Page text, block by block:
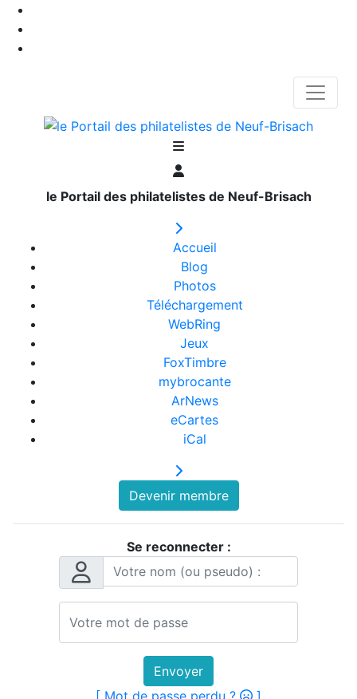
le Portail des philatelistes de Neuf-Brisach
Accueil
Blog
Photos
Téléchargement
WebRing
Jeux
FoxTimbre
mybrocante
ArNews
eCartes
iCal
Devenir membre
Se reconnecter :
Envoyer